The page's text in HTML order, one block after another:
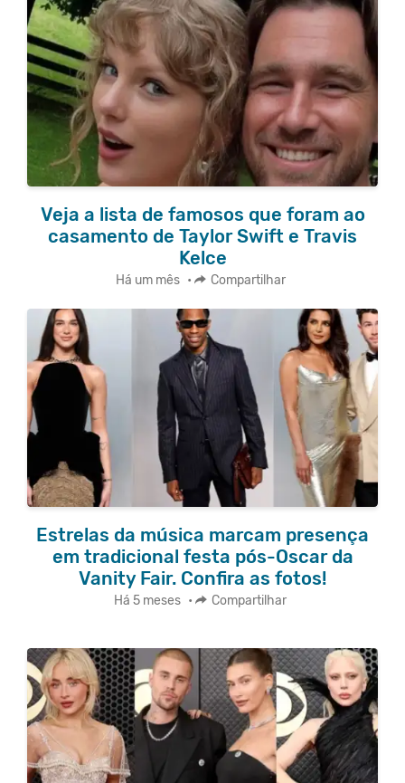
Veja a lista de famosos que foram ao
casamento de Taylor Swift e Travis
Kelce
Há um mês • Compartilhar
Estrelas da música marcam presença
em tradicional festa pós-Oscar da
Vanity Fair. Confira as fotos!
Há 5 meses • Compartilhar